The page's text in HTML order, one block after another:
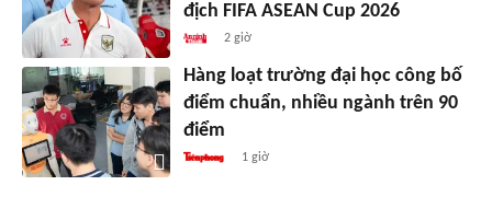
địch FIFA ASEAN Cup 2026
2 giờ
Hàng loạt trường đại học công bố
điểm chuẩn, nhiều ngành trên 90
điểm
1 giờ